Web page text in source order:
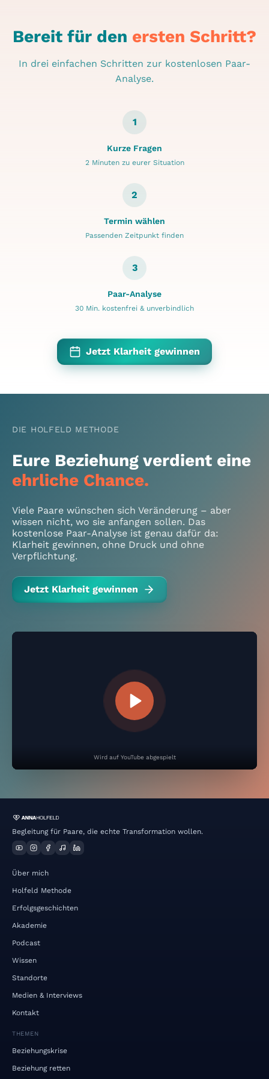
nur Klarheit.
Bereit für den ersten Schritt?
In drei einfachen Schritten zur kostenlosen Paar-
Analyse.
1
Kurze Fragen
2 Minuten zu eurer Situation
2
Termin wählen
Passenden Zeitpunkt finden
3
Paar-Analyse
30 Min. kostenfrei & unverbindlich
Jetzt Klarheit gewinnen
DIE HOLFELD METHODE
Eure Beziehung verdient eine
ehrliche Chance.
Viele Paare wünschen sich Veränderung – aber
wissen nicht, wo sie anfangen sollen. Das
kostenlose Paar-Analyse ist genau dafür da:
Klarheit gewinnen, ohne Druck und ohne
Verpflichtung.
Jetzt Klarheit gewinnen
Wird auf YouTube abgespielt
Begleitung für Paare, die echte Transformation wollen.
Über mich
Holfeld Methode
Erfolgsgeschichten
Akademie
Podcast
Wissen
Standorte
Medien & Interviews
Kontakt
THEMEN
Beziehungskrise
Beziehung retten